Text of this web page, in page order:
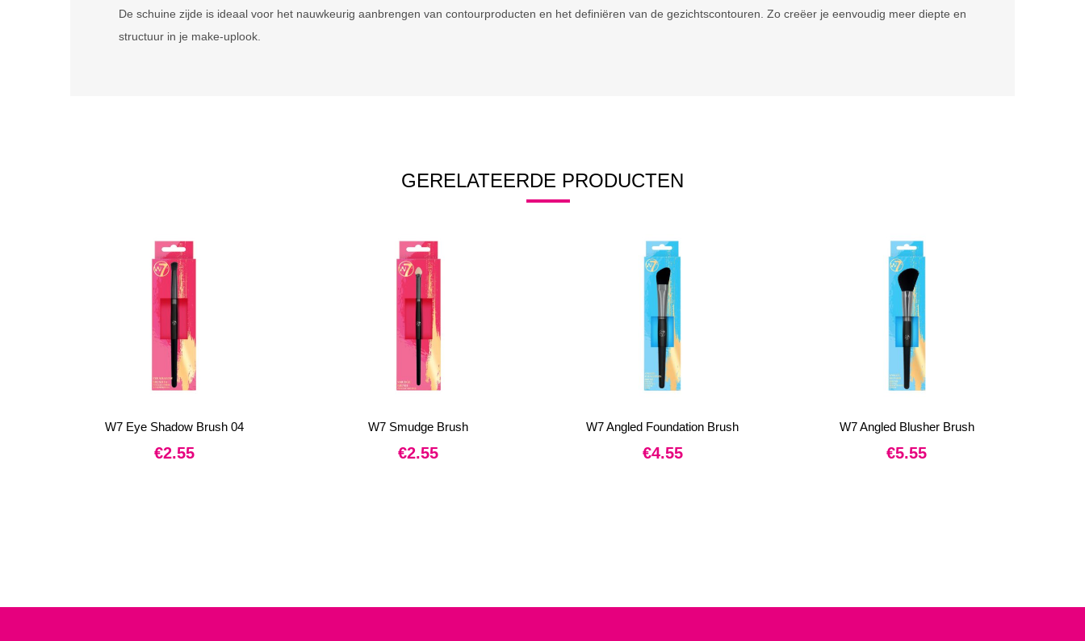
De schuine zijde is ideaal voor het nauwkeurig aanbrengen van contourproducten en het definiëren van de gezichtscontouren. Zo creëer je eenvoudig meer diepte en
structuur in je make-uplook.
GERELATEERDE PRODUCTEN
W7 Eye Shadow Brush 04
€2.55
W7 Smudge Brush
€2.55
W7 Angled Foundation Brush
€4.55
W7 Angled Blusher Brush
€5.55